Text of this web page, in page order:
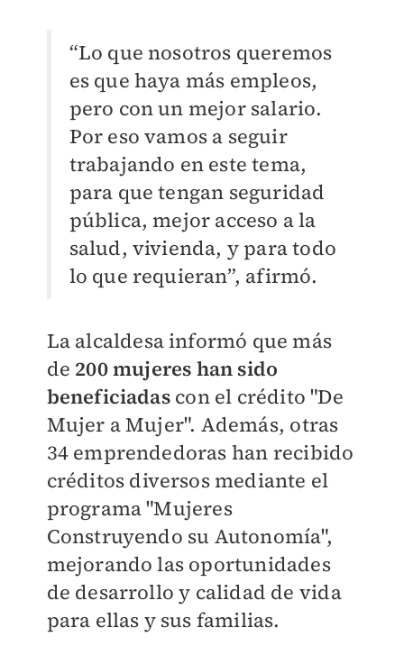
“Lo que nosotros queremos
es que haya más empleos,
pero con un mejor salario.
Por eso vamos a seguir
trabajando en este tema,
para que tengan seguridad
pública, mejor acceso a la
salud, vivienda, y para todo
lo que requieran”, afirmó.
La alcaldesa informó que más
de 200 mujeres han sido
beneficiadascon el crédito "De
Mujer a Mujer". Además, otras
34 emprendedoras han recibido
créditos diversos mediante el
programa "Mujeres
Construyendo su Autonomía",
mejorando las oportunidades
de desarrollo y calidad de vida
para ellas y sus familias.